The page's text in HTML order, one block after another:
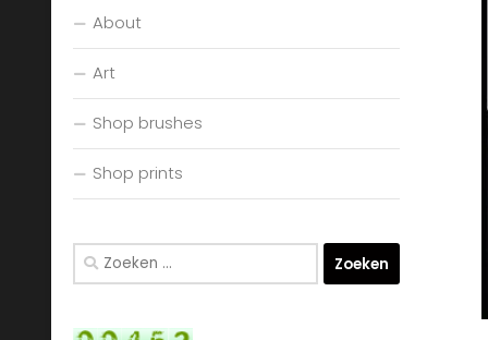
About
Art
Shop brushes
Shop prints
Zoeken
naar: